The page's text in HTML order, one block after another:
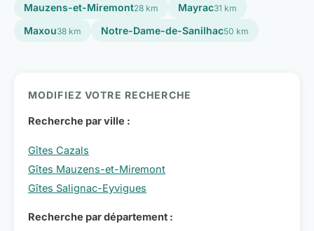
Mauzens-et-Miremont28 km Mayrac31 km
Maxou38 km Notre-Dame-de-Sanilhac50 km
MODIFIEZ VOTRE RECHERCHE
Recherche par ville :
Gîtes Cazals
Gîtes Mauzens-et-Miremont
Gîtes Salignac-Eyvigues
Recherche par département :